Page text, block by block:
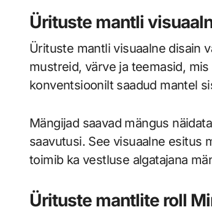
Ürituste mantli
Ürituste mantli visuaalne disain
mustreid, värve ja teemasid,
konventsioonilt saadud mantel
Mängijad saavad mängus
saavutusi. See visuaalne esitus
toimib ka vestluse algatajana
Ürituste mantlite roll